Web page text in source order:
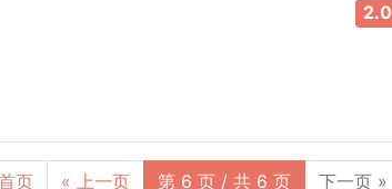
2.0
页 « 上一页 第 6 页 / 共 6 页 下一页 »